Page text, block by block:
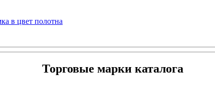
в цвет полотна
Торговые марки каталога